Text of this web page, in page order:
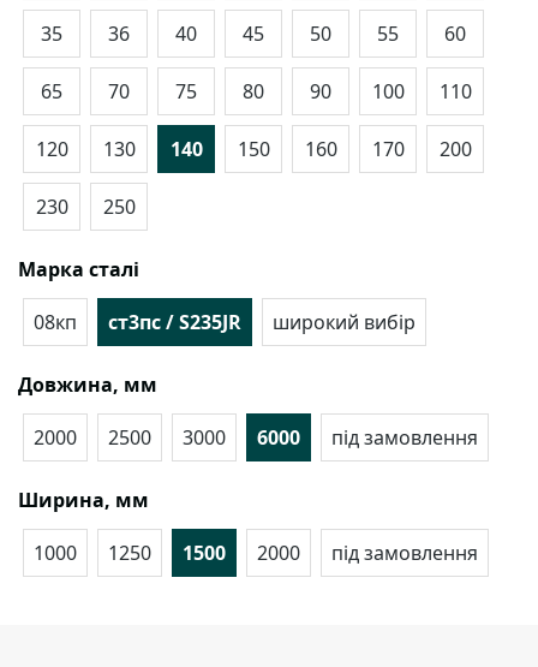
35 36 40 45 50 55 60
65 70 75 80 90 100 110
120 130 140 150 160 170 200
230 250
Марка сталі
08кп
ст3пс / S235JR широкий вибір
Довжина, мм
2000
2500 3000 6000 під замовлення
Ширина, мм
1000
1250 1500 2000 під замовлення